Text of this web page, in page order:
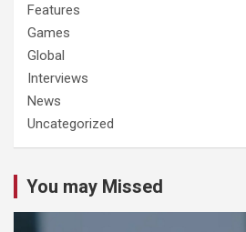
Features
Games
Global
Interviews
News
Uncategorized
You may Missed